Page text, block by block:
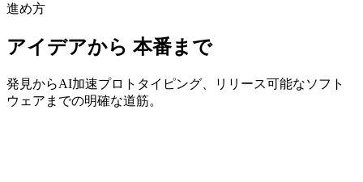
進め方
アイデアから 本番まで
発見からAI加速プロトタイピング、リリース可能なソフト
ウェアまでの明確な道筋。